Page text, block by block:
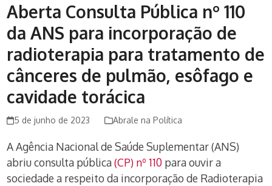
Aberta Consulta Pública nº 110
da ANS para incorporação de
radioterapia para tratamento de
cânceres de pulmão, esôfago e
cavidade torácica
5 de junho de 2023 Abrale na Política
A Agência Nacional de Saúde Suplementar (ANS)
abriu consulta pública(CP) nº 110 para ouvir a
sociedade a respeito da incorporação de Radioterapia